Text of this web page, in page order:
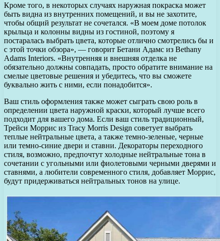
Кроме того, в некоторых случаях наружная покраска может
быть видна из внутренних помещений, и вы не захотите,
чтобы общий результат не сочетался. «В моем доме потолок
крыльца и колонны видны из гостиной, поэтому я
постаралась выбрать цвета, которые отлично смотрелись бы и
с этой точки обзора», — говорит Бетани Адамс из Bethany
Adams Interiors. «Внутренняя и внешняя отделка не
обязательно должны совпадать, просто обратите внимание на
смелые цветовые решения и убедитесь, что вы сможете
буквально жить с ними, если понадобится».
Ваш стиль оформления также может сыграть свою роль в
определении цвета наружной краски, который лучше всего
подходит для вашего дома. Если ваш стиль традиционный,
Трейси Моррис из Tracy Morris Design советует выбрать
теплые нейтральные цвета, а также темно-зеленые, черные
или темно-синие двери и ставни. Декораторы переходного
стиля, возможно, предпочтут холодные нейтральные тона в
сочетании с угольными или фиолетовыми черными дверями и
ставнями, а любители современного стиля, добавляет Моррис,
будут придерживаться нейтральных тонов на улице.